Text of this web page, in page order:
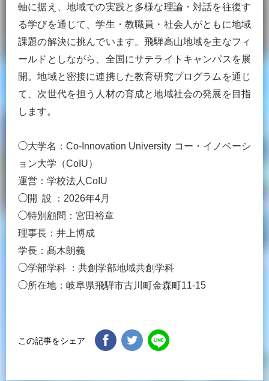
軸に据え、地域での実践と多様な理論・対話を往復す
る学びを通じて、学生・教職員・社会人がともに地域
課題の解決に挑んでいます。飛騨高山地域を主なフィ
ールドとしながら、全国にサテライトキャンパスを展
開。地域と密接に連携した教育研究プログラムを通じ
て、次世代を担う人材の育成と地域社会の発展を目指
します。
◯大学名：Co-Innovation University コー・イノベーシ
ョン大学（CoIU）
運営：学校法人CoIU
◯開 設 ：2026年4月
◯特別顧問：宮田裕章
理事長：井上博成
学長：髙木朗義
◯学部学科 ：共創学部地域共創学科
◯所在地：岐阜県飛騨市古川町金森町11-15
この記事をシェア